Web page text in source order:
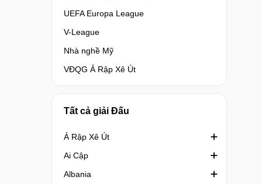
UEFA Europa League
V-League
Nhà nghề Mỹ
VĐQG Ả Rập Xê Út
Tất cả giải Đấu
Ả Rập Xê Út
Crown Prince Cup Saudi Arabia
Division 1 Saudi Arabia
Ai Cập
Cúp quốc gia Ai Cập
Albania